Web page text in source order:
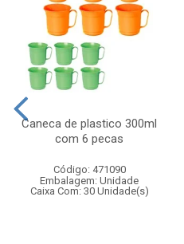
Caneca de plastico 300ml
com 6 pecas
Código: 471090
Embalagem: Unidade
Caixa Com: 30 Unidade(s)